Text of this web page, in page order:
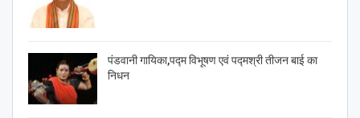
पंडवानी गायिका,पद्म विभूषण एवं पद्मश्री तीजन बाई का
निधन